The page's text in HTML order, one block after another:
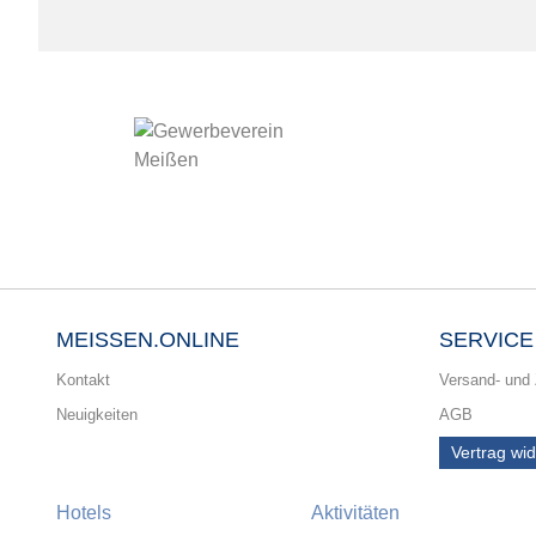
MEISSEN.ONLINE
Kontakt
Neuigkeiten
SERVICE
Versand- und
AGB
Vertrag
Hotels Aktivitäten